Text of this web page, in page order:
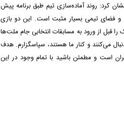
کرد: روند آماده‌سازی تیم طبق برنامه پیش
و فضای تیمی بسیار مثبت است. این دو بازی
قبل از ورود به مسابقات انتخابی جام ملت‌ها
می‌کنند و کنار ما هستند، سپاسگزارم. هدف
است و مطمئن باشید با تمام وجود در این